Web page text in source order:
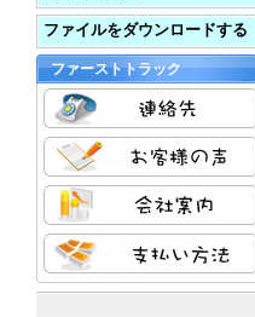
ファイルをダウンロードする
ファーストトラック